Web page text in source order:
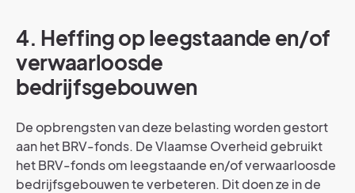
4. Heffing op leegstaande en/of
verwaarloosde
bedrijfsgebouwen
De opbrengsten van deze belasting worden gestort
aan het BRV-fonds. De Vlaamse Overheid gebruikt
het BRV-fonds om leegstaande en/of verwaarloosde
bedrijfsgebouwen te verbeteren. Dit doen ze in de